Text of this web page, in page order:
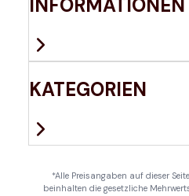
KATEGORIEN
*Alle Preisangaben auf dieser
beinhalten die gesetzliche